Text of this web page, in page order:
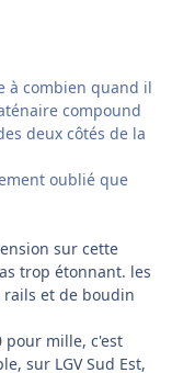
à combien quand il
compound
deux côtés de la
oublié que
sur cette
trop étonnant. les
et de boudin
pour mille, c'est
sur LGV Sud Est,